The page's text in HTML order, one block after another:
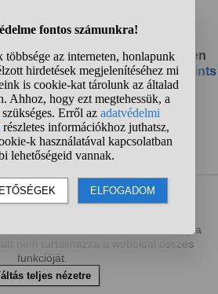
eltávolítottunk. Amennyiben
megtekintésükhözkattints
ide!
3 4 ... ❯ ❯❯
mód bekapcsolása
mobilverzióját böngészed, mely a
nem tartalmazza a weboldal összes
funkcióját.
teljes nézetre